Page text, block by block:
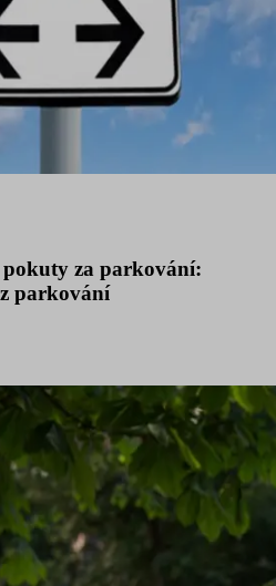
pokuty za parkování:
parkování